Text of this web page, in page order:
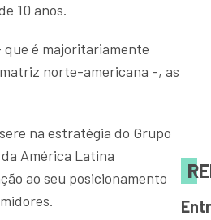
10 anos.
que é majoritariamente
norte-americana -, as
na estratégia do Grupo
América Latina
ao seu posicionamento